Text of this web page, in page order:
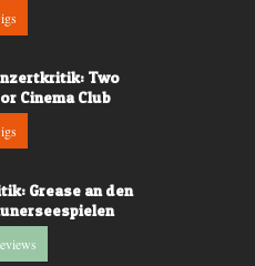
Two
Cinema Club
Grease an den